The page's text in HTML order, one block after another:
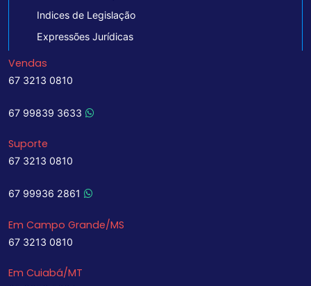
Indices de Legislação
Expressões Jurídicas
Vendas
67 3213 0810
67 99839 3633
Suporte
67 3213 0810
67 99936 2861
Em Campo Grande/MS
67 3213 0810
Em Cuiabá/MT